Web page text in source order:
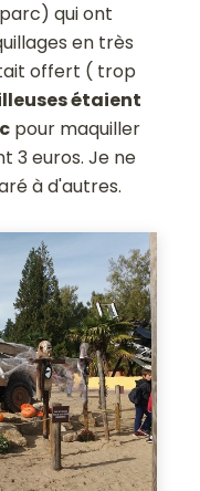
qui ont
en très
offert ( trop
étaient
pour maquiller
3 euros. Je ne
à d'autres.